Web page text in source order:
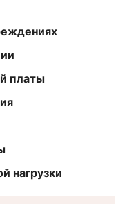
платы
нагрузки